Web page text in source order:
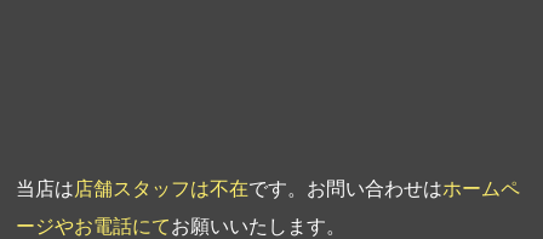
当店は店舗スタッフは不在です。お問い合わせはホームペ
ージやお電話にてお願いいたします。